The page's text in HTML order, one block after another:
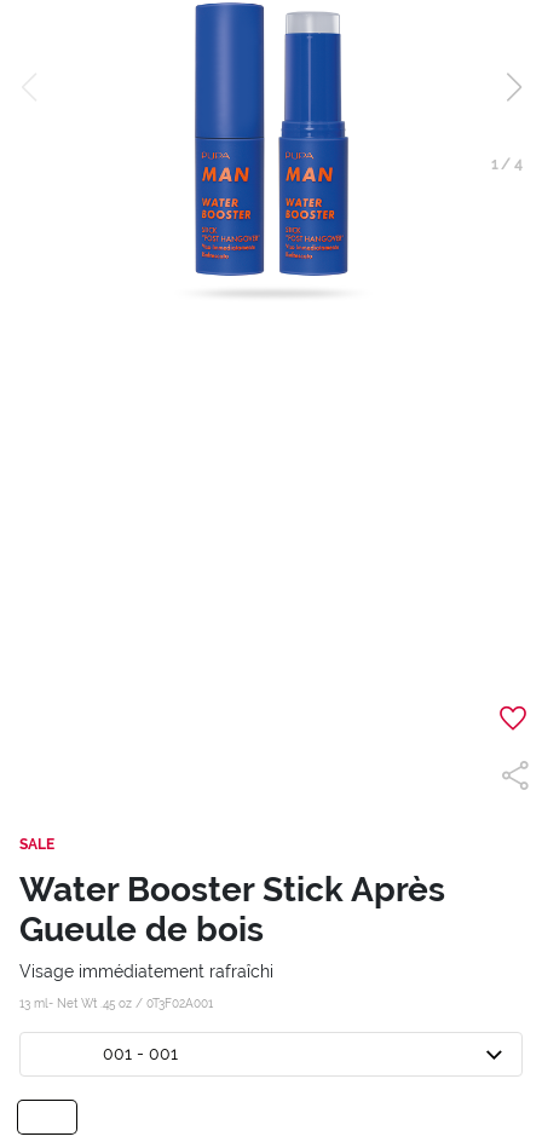
1 / 4
SALE
Water Booster Stick Après
Gueule de bois
Visage immédiatement rafraîchi
13 ml- Net Wt .45 oz / 0T3F02A001
001 - 001